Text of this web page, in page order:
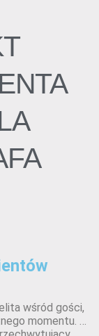
wśród gości,
momentu. …